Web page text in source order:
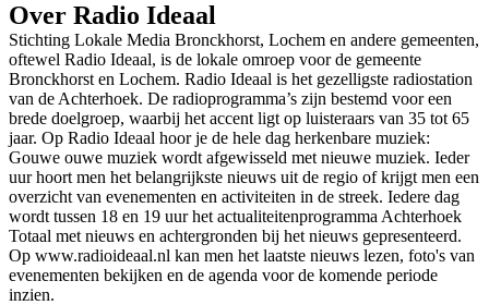
Over Radio Ideaal
Stichting Lokale Media Bronckhorst, Lochem en andere gemeenten,
oftewel Radio Ideaal, is de lokale omroep voor de gemeente
Bronckhorst en Lochem. Radio Ideaal is het gezelligste radiostation
van de Achterhoek. De radioprogramma’s zijn bestemd voor een
brede doelgroep, waarbij het accent ligt op luisteraars van 35 tot 65
jaar. Op Radio Ideaal hoor je de hele dag herkenbare muziek:
Gouwe ouwe muziek wordt afgewisseld met nieuwe muziek. Ieder
uur hoort men het belangrijkste nieuws uit de regio of krijgt men een
overzicht van evenementen en activiteiten in de streek. Iedere dag
wordt tussen 18 en 19 uur het actualiteitenprogramma Achterhoek
Totaal met nieuws en achtergronden bij het nieuws gepresenteerd.
Op www.radioideaal.nl kan men het laatste nieuws lezen, foto's van
evenementen bekijken en de agenda voor de komende periode
inzien.